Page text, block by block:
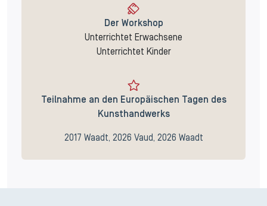
Der Workshop
Unterrichtet Erwachsene
Unterrichtet Kinder
Teilnahme an den Europäischen Tagen des
Kunsthandwerks
2017 Waadt, 2026 Vaud, 2026 Waadt